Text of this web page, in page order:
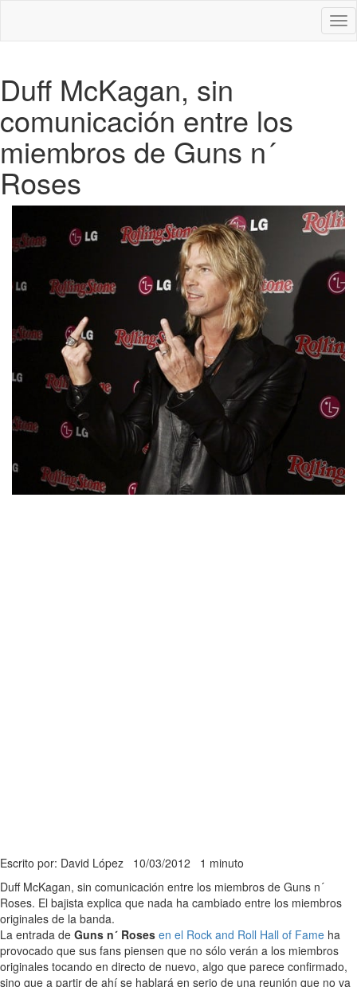
Duff McKagan, sin
comunicación entre los
miembros de Guns n´
Roses
Escrito por: David López 10/03/2012 1 minuto
Duff McKagan, sin comunicación entre los miembros de Guns n´
Roses. El bajista explica que nada ha cambiado entre los miembros
originales de la banda.
La entrada de Guns n´ Roses en el Rock and Roll Hall of Fame ha
provocado que sus fans piensen que no sólo verán a los miembros
originales tocando en directo de nuevo, algo que parece confirmado,
sino que a partir de ahí se hablará en serio de una reunión que no va